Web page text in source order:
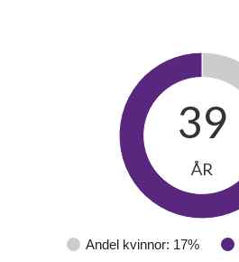
Andel kvinnor: 17%
39
ÅR